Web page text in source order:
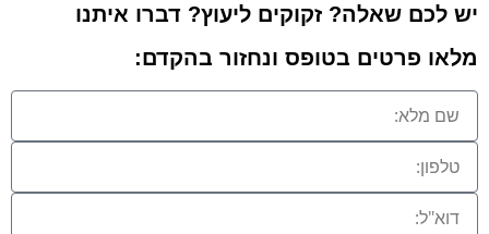
יש לכם שאלה? זקוקים ליעוץ? דברו איתנו
מלאו פרטים בטופס ונחזור בהקדם: